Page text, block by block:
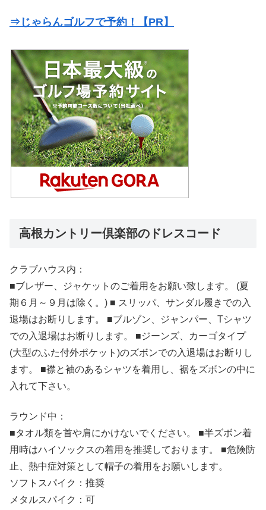
⇒じゃらんゴルフで予約！【PR】
高根カントリー倶楽部のドレスコード
クラブハウス内：
■ブレザー、ジャケットのご着用をお願い致します。 (夏
期６月～９月は除く。) ■ スリッパ、サンダル履きでの入
退場はお断りします。 ■ブルゾン、ジャンパー、Tシャツ
での入退場はお断りします。 ■ジーンズ、カーゴタイプ
(大型のふた付外ポケット)のズボンでの入退場はお断りし
ます。 ■襟と袖のあるシャツを着用し、裾をズボンの中に
入れて下さい。
ラウンド中：
■タオル類を首や肩にかけないでください。 ■半ズボン着
用時はハイソックスの着用を推奨しております。 ■危険防
止、熱中症対策として帽子の着用をお願いします。
ソフトスパイク：推奨
メタルスパイク：可